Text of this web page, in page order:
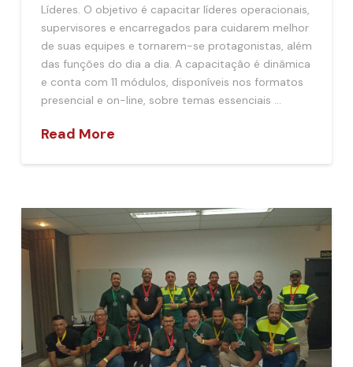
Líderes. O objetivo é capacitar líderes operacionais,
supervisores e encarregados para cuidarem melhor
de suas equipes e tornarem-se protagonistas, além
das funções do dia a dia. A capacitação é dinâmica
e conta com 11 módulos, disponíveis nos formatos
presencial e on-line, sobre temas essenciais …
Read More